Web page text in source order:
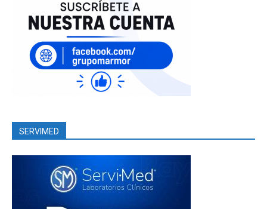
SERVIMED